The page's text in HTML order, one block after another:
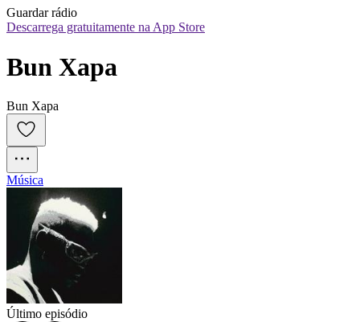
Guardar rádio
Descarrega gratuitamente na App Store
Bun Xapa
Bun Xapa
Música
Último episódio